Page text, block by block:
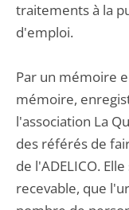
traitements à la
d'emploi.
Par un mémoire
mémoire,
l'association La
des référés de
de l'ADELICO.
recevable, que